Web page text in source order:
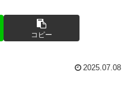
コピー
2025.07.08